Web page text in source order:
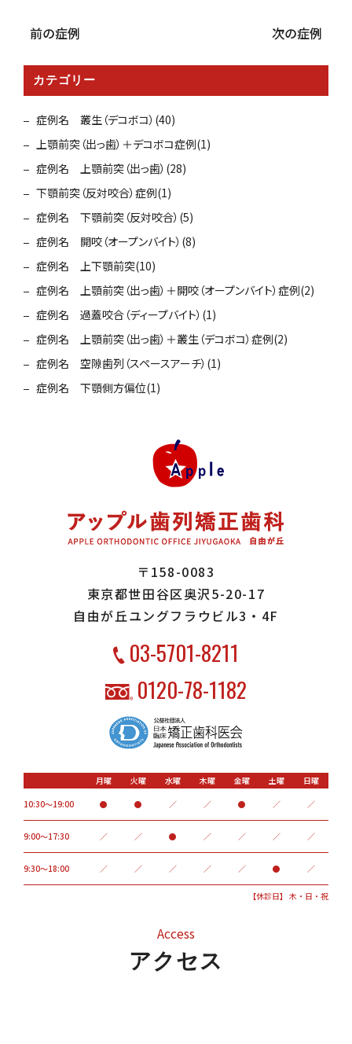
前の症例 次の症例
カテゴリー
症例名 叢生（デコボコ）(40)
上顎前突（出っ歯）＋デコボコ症例(1)
症例名 上顎前突（出っ歯）(28)
下顎前突（反対咬合）症例(1)
症例名 下顎前突（反対咬合）(5)
症例名 開咬（オープンバイト）(8)
症例名 上下顎前突(10)
症例名 上顎前突（出っ歯）＋開咬（オープンバイト）症例(2)
症例名 過蓋咬合（ディープバイト）(1)
症例名 上顎前突（出っ歯）＋叢生（デコボコ）症例(2)
症例名 空隙歯列（スペースアーチ）(1)
症例名 下顎側方偏位(1)
〒158-0083
東京都世田谷区奥沢5-20-17
自由が丘ユングフラウビル3・4F
03-5701-8211
0120-78-1182
月曜 火曜 水曜 木曜 金曜 土曜
日曜
10:30～19:00
● ● ／ ／ ● ／ ／
9:00〜17:30 ／ ／ ● ／ ／ ／ ／
9:30～18:00 ／ ／ ／ ／ ／ ● ／
【休診日】 木・日・祝
アクセス
Access